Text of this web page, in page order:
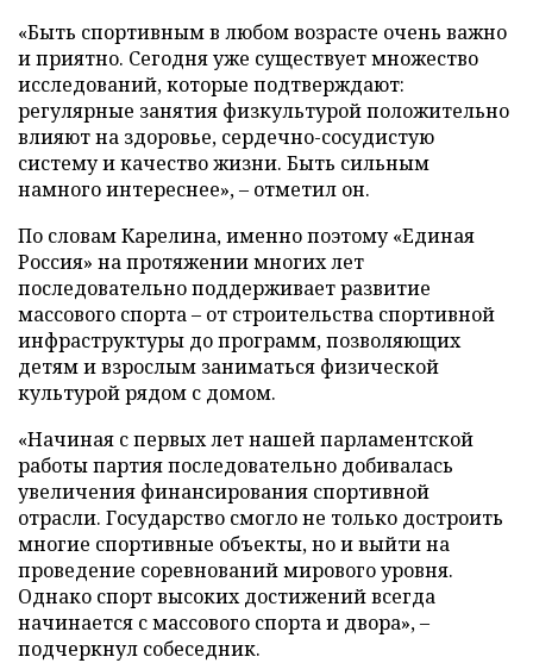
«Быть спортивным в любом возрасте очень важно
и приятно. Сегодня уже существует множество
исследований, которые подтверждают:
регулярные занятия физкультурой положительно
влияют на здоровье, сердечно-сосудистую
систему и качество жизни. Быть сильным
намного интереснее», – отметил он.
По словам Карелина, именно поэтому «Единая
Россия» на протяжении многих лет
последовательно поддерживает развитие
массового спорта – от строительства спортивной
инфраструктуры до программ, позволяющих
детям и взрослым заниматься физической
культурой рядом с домом.
«Начиная с первых лет нашей парламентской
работы партия последовательно добивалась
увеличения финансирования спортивной
отрасли. Государство смогло не только достроить
многие спортивные объекты, но и выйти на
проведение соревнований мирового уровня.
Однако спорт высоких достижений всегда
начинается с массового спорта и двора», –
подчеркнул собеседник.